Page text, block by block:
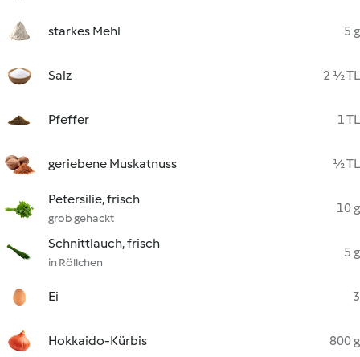
starkes Mehl 5 g
Salz 2 ½ TL
Pfeffer 1 TL
geriebene Muskatnuss ½ TL
Petersilie, frisch
grob gehackt
10 g
Schnittlauch, frisch
in Röllchen
5 g
Ei 3
Hokkaido-Kürbis 800 g